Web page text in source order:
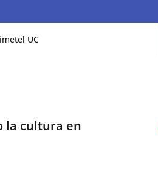
UC
la cultura en